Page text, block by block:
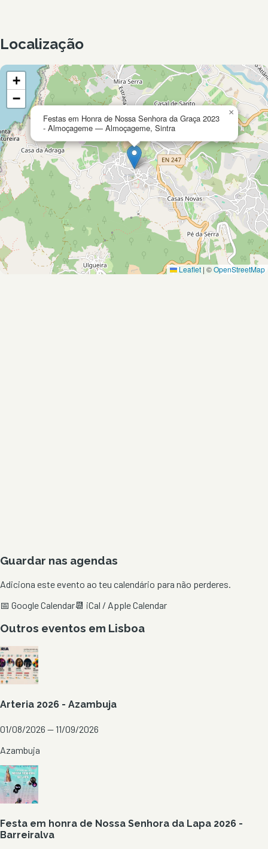
Localização
Festas em Honra de Nossa Senhora da Graça 2023
- Almoçageme — Almoçageme, Sintra
×
+
−
Leaflet | ©OpenStreetMap
Guardar nas agendas
Adiciona este evento ao teu calendário para não perderes.
📅 Google Calendar📆 iCal / Apple Calendar
Outros eventos em Lisboa
Arteria 2026 - Azambuja
01/08/2026 — 11/09/2026
Azambuja
Festa em honra de Nossa Senhora da Lapa 2026 -
Barreiralva